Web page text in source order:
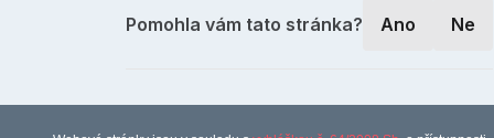
Pomohla vám tato stránka? Ano Ne